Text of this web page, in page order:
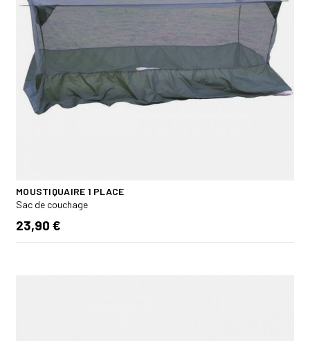
MOUSTIQUAIRE 1 PLACE
Sac de couchage
23,90 €